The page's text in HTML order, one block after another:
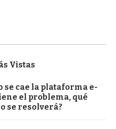
Vistas
se cae la plataforma e-
el problema, qué
se resolverá?